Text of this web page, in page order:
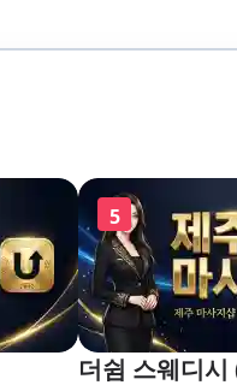
5
더쉼 스웨디